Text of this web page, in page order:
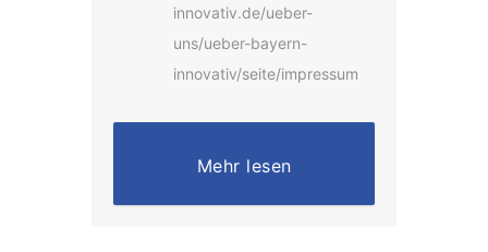
innovativ.de/ueber-
uns/ueber-bayern-
innovativ/seite/impressum
Mehr lesen